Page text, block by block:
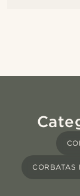
CORBATAS